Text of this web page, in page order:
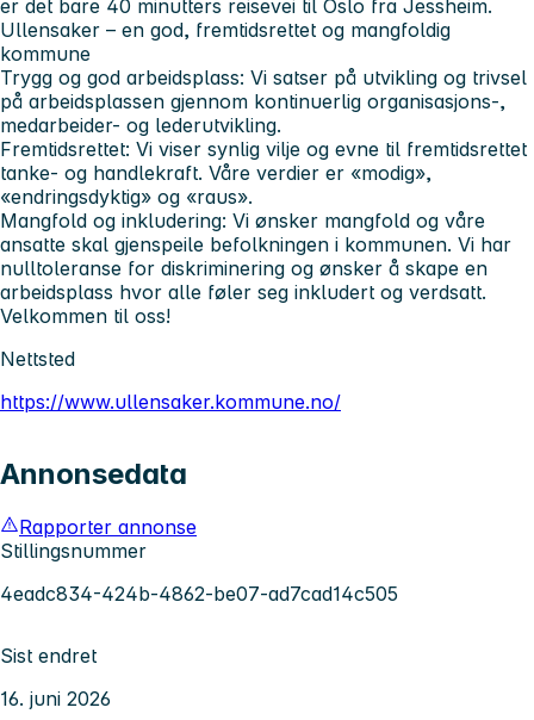
er det bare 40 minutters reisevei til Oslo fra Jessheim.
Ullensaker – en god, fremtidsrettet og mangfoldig
kommune
Trygg og god arbeidsplass: Vi satser på utvikling og trivsel
på arbeidsplassen gjennom kontinuerlig organisasjons-,
medarbeider- og lederutvikling.
Fremtidsrettet: Vi viser synlig vilje og evne til fremtidsrettet
tanke- og handlekraft. Våre verdier er «modig»,
«endringsdyktig» og «raus».
Mangfold og inkludering: Vi ønsker mangfold og våre
ansatte skal gjenspeile befolkningen i kommunen. Vi har
nulltoleranse for diskriminering og ønsker å skape en
arbeidsplass hvor alle føler seg inkludert og verdsatt.
Velkommen til oss!
Nettsted
https://www.ullensaker.kommune.no/
Annonsedata
Rapporter annonse
Stillingsnummer
4eadc834-424b-4862-be07-ad7cad14c505
Sist endret
16. juni 2026